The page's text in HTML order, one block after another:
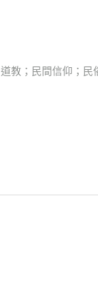
教；民間信仰；民